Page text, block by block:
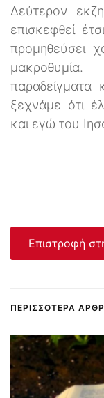
Δεύτερον
επισκεφθεί
προμηθεύσει
ξεχνάμε ότι
και εγώ του
Επιστροφή
ΠΕΡΙΣΣΌΤΕΡΑ